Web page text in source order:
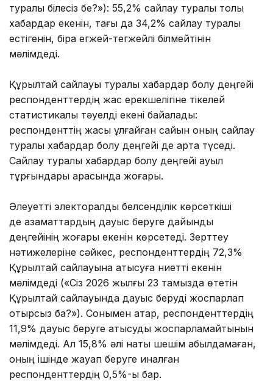
туралы білесіз бе?»): 55,2% сайлау туралы толық
хабардар екенін, тағы да 34,2% сайлау туралы
естігенін, бірақ егжей-тегжейлі білмейтінін
мәлімдеді.
Құрылтай сайлауы туралы хабардар болу деңгейі
респонденттердің жас ерекшелігіне тікелей
статистикалық тәуелді екені байқалады:
респонденттің жасы ұлғайған сайын оның сайлау
туралы хабардар болу деңгейі де арта түседі.
Сайлау туралы хабардар болу деңгейі ауыл
тұрғындары арасында жоғары.
Әлеуетті электоралды белсенділік көрсеткіші
де азаматтардың дауыс беруге дайындық
деңгейінің жоғары екенін көрсетеді. Зерттеу
нәтижелеріне сәйкес, респонденттердің 72,3%
Құрылтай сайлауына қатысуға ниетті екенін
мәлімдеді («Сіз 2026 жылғы 23 тамызда өтетін
Құрылтай сайлауында дауыс беруді жоспарлап
отырсыз ба?»). Сонымен қатар, респонденттердің
11,9% дауыс беруге қатысуды жоспарламайтынын
мәлімдеді. Ал 15,8% әлі нақты шешім қабылдамаған,
оның ішінде жауап беруге қиналған
респонденттердің 0,5%-ы бар.